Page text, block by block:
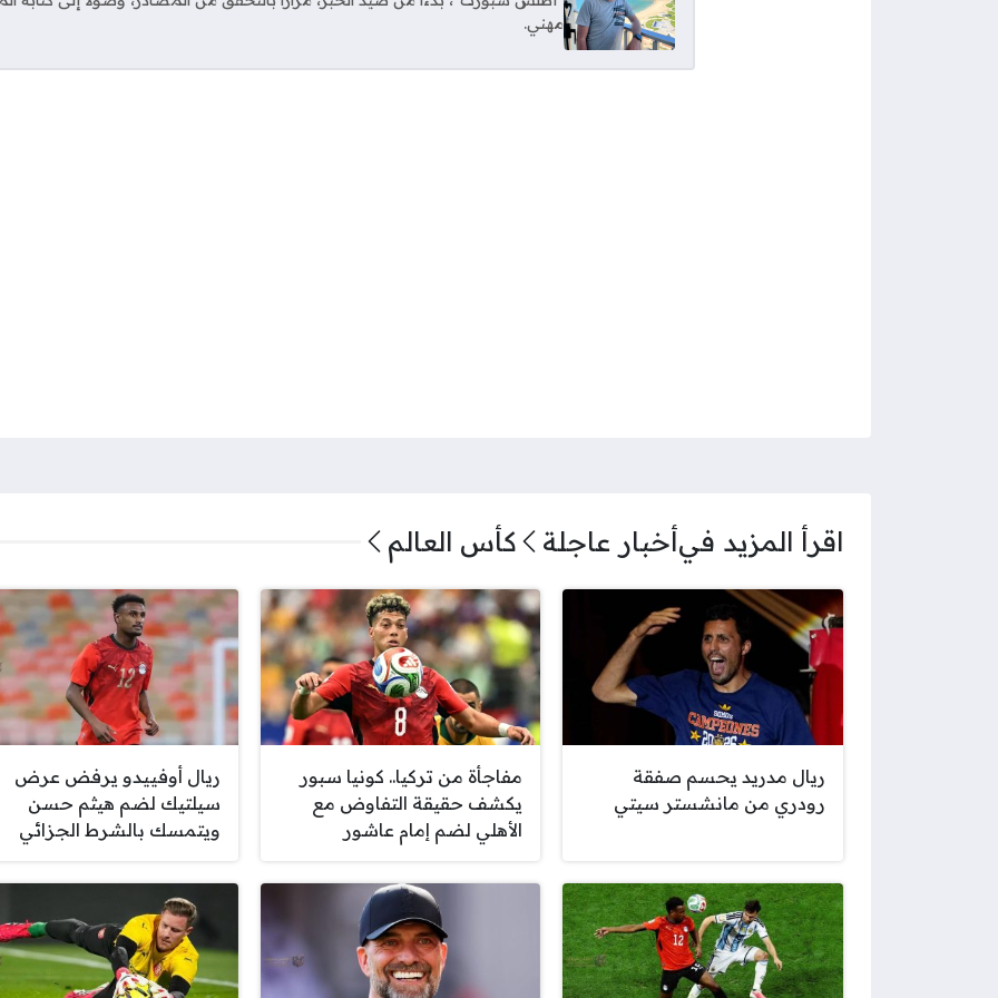
مهني.
اقرأ المزيد فيأخبار عاجلة كأس العالم
ريال مدريد يحسم صفقة
رودري من مانشستر سيتي
مفاجأة من تركيا.. كونيا سبور
يكشف حقيقة التفاوض مع
الأهلي لضم إمام عاشور
ريال أوفييدو يرفض عرض
سيلتيك لضم هيثم حسن
ويتمسك بالشرط الجزائي